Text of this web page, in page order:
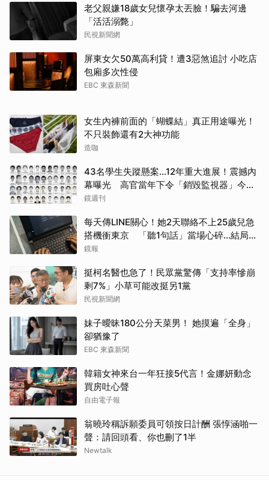
老父親嫌18歲女兒懷孕太丟臉！騙去河邊
「活活溺斃」
民視新聞網
屏東女欠50萬高利貸！遭3惡煞追討 小吃店
包廂多次性侵
EBC 東森新聞
女生內褲前面的「蝴蝶結」真正用途曝光！
不只裝飾還有2大神功能
造咖
43名學生失蹤懸案...12年重大進展！震撼內
幕曝光 高官當年下令「銷毀監視器」今遭
逮
鏡週刊
每天傳LINE關心！她2天聯絡不上25歲兒急
搭機衝東京 「聽1句話」當場心碎...結局看
哭網
鏡報
挺柯名醫也急了！民眾黨驚傳「支持率慘崩
剩7%」小草可能改挺另1黨
民視新聞網
妹子曖昧180公分天菜男！ 她摸遍「全身」
卻猶豫了
EBC 東森新聞
韓籍女神來台一年狂接5代言！金娜妍動念
買房吐心聲
自由電子報
翁曉玲稱訴願委員可領按日計酬 張惇涵啪一
聲：請回頭看、你也刪了1半
Newtalk